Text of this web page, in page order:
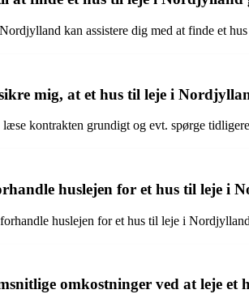
kan assistere dig med at finde et
mig, at et hus til leje i
kontrakten grundigt og evt. spørge
huslejen for et hus til leje i
huslejen for et hus til leje i
omkostninger ved at leje